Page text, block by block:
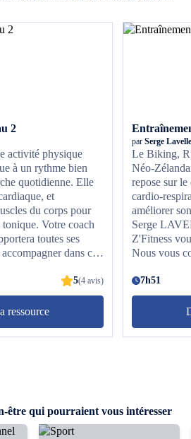
2
activité physique
à un rythme bien
quotidienne. Elle
et
du corps pour
Votre coach
toutes ses
dans ce
avant de
conseils :
et équipez-vous
paire de basket
5(4 avis)
ressource
par Serge Lavelle
Le Biking,
Néo-
repose sur
cardio-
améliorer
Serge LAVELLE, Master
Z'Fitness
Nous vous
supérieur.
7h51
être qui pourraient vous intéresser